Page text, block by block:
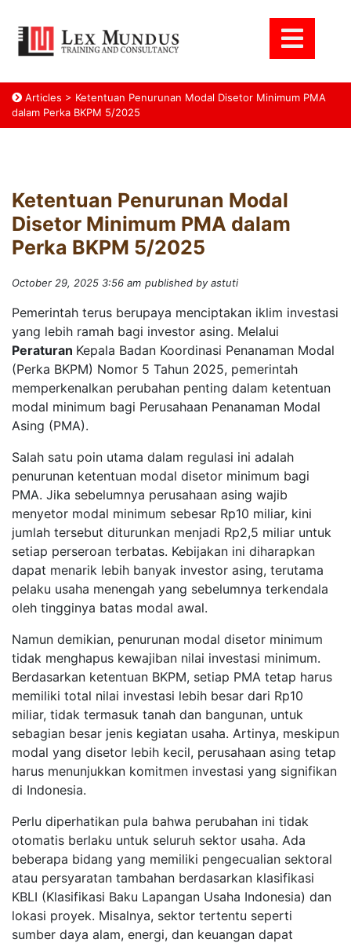
Articles > Ketentuan Penurunan Modal Disetor Minimum PMA
dalam Perka BKPM 5/2025
Ketentuan Penurunan Modal
Disetor Minimum PMA dalam
Perka BKPM 5/2025
October 29, 2025 3:56 am published by astuti
Pemerintah terus berupaya menciptakan iklim investasi
yang lebih ramah bagi investor asing. Melalui
Peraturan Kepala Badan Koordinasi Penanaman Modal
(Perka BKPM) Nomor 5 Tahun 2025, pemerintah
memperkenalkan perubahan penting dalam ketentuan
modal minimum bagi Perusahaan Penanaman Modal
Asing (PMA).
Salah satu poin utama dalam regulasi ini adalah
penurunan ketentuan modal disetor minimum bagi
PMA. Jika sebelumnya perusahaan asing wajib
menyetor modal minimum sebesar Rp10 miliar, kini
jumlah tersebut diturunkan menjadi Rp2,5 miliar untuk
setiap perseroan terbatas. Kebijakan ini diharapkan
dapat menarik lebih banyak investor asing, terutama
pelaku usaha menengah yang sebelumnya terkendala
oleh tingginya batas modal awal.
Namun demikian, penurunan modal disetor minimum
tidak menghapus kewajiban nilai investasi minimum.
Berdasarkan ketentuan BKPM, setiap PMA tetap harus
memiliki total nilai investasi lebih besar dari Rp10
miliar, tidak termasuk tanah dan bangunan, untuk
sebagian besar jenis kegiatan usaha. Artinya, meskipun
modal yang disetor lebih kecil, perusahaan asing tetap
harus menunjukkan komitmen investasi yang signifikan
di Indonesia.
Perlu diperhatikan pula bahwa perubahan ini tidak
otomatis berlaku untuk seluruh sektor usaha. Ada
beberapa bidang yang memiliki pengecualian sektoral
atau persyaratan tambahan berdasarkan klasifikasi
KBLI (Klasifikasi Baku Lapangan Usaha Indonesia) dan
lokasi proyek. Misalnya, sektor tertentu seperti
sumber daya alam, energi, dan keuangan dapat